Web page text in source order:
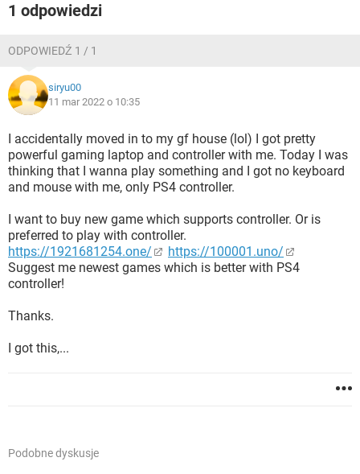
1 odpowiedzi
ODPOWIEDŹ 1 / 1
siryu00
11 mar 2022 o 10:35
I accidentally moved in to my gf house (lol) I got pretty
powerful gaming laptop and controller with me. Today I was
thinking that I wanna play something and I got no keyboard
and mouse with me, only PS4 controller.
I want to buy new game which supports controller. Or is
preferred to play with controller.
https://1921681254.one/
https://100001.uno/
Suggest me newest games which is better with PS4
controller!
Thanks.
I got this,...
Podobne dyskusje